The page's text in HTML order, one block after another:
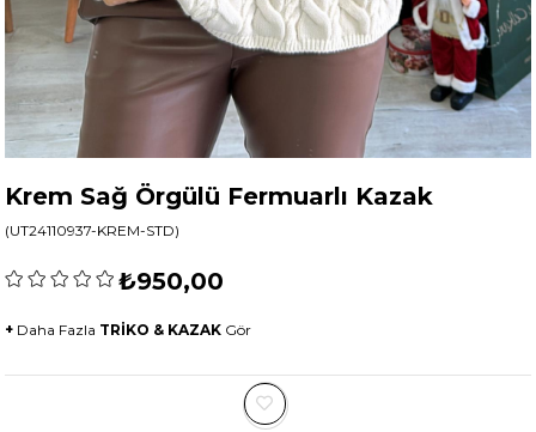
Krem Sağ Örgülü Fermuarlı Kazak
(UT24110937-KREM-STD)
₺950,00
+ Daha Fazla TRİKO & KAZAK Gör